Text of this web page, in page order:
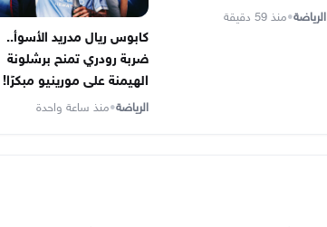
الرياضة•منذ 59 دقيقة
كابوس ريال مدريد الأسوأ..
ضربة رودري تمنح برشلونة
الهيمنة على مورينيو مبكرًا!
الرياضة•منذ ساعة واحدة